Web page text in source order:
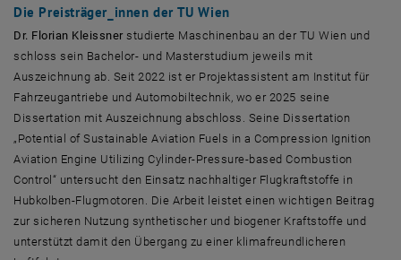
Die Preisträger_innen der TU Wien
Dr. Florian Kleissnerstudierte Maschinenbau an der TU Wien und
schloss sein Bachelor- und Masterstudium jeweils mit
Auszeichnung ab. Seit 2022 ist er Projektassistent am Institut für
Fahrzeugantriebe und Automobiltechnik, wo er 2025 seine
Dissertation mit Auszeichnung abschloss. Seine Dissertation
„Potential of Sustainable Aviation Fuels in a Compression Ignition
Aviation Engine Utilizing Cylinder-Pressure-based Combustion
Control“ untersucht den Einsatz nachhaltiger Flugkraftstoffe in
Hubkolben-Flugmotoren. Die Arbeit leistet einen wichtigen Beitrag
zur sicheren Nutzung synthetischer und biogener Kraftstoffe und
unterstützt damit den Übergang zu einer klimafreundlicheren